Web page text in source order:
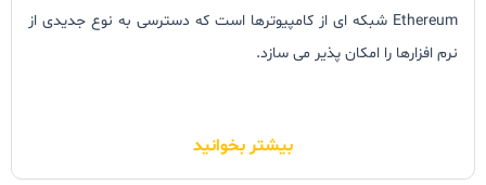
Ethereum شبکه ای از کامپیوترها است که دسترسی به نوع جدیدی از
نرم افزارها را امکان پذیر می سازد.
بیشتر بخوانید